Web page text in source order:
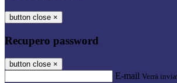
button close ×
Recupero password
button close ×
E-mail Verrà